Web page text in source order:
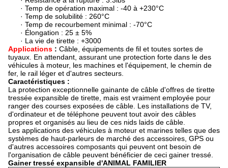
· Temp de opération maximal : -40 à +230°C
· Temp de solubilité : 260°C
· Temp de recourbement minimal : -70°C
· Élongation : 25 ± 5%
· La vie de tirette : +3000
Applications : Câble, équipements de fil et toutes sortes de
tuyaux. En attendant, assurant une protection forte dans le des
véhicules à moteur, les machines et l'équipement, le chemin de
fer, le rail léger et d'autres secteurs.
Caractéristiques :
La protection exceptionnelle gainante de câble d'offres de tirette
tressée expansible de tirette, mais est vraiment employée pour
ranger des courses exposées de câble. Les installations de TV,
d'ordinateur et de téléphone peuvent tout avoir des câbles
propres et organisés au lieu de ces nids laids de câble.
Les applications des véhicules à moteur et marines telles que des
systèmes de haut-parleurs de marché des accessoires, GPS ou
d'autres accessoires composants qui peuvent ont besoin de
l'organisation de câble peuvent bénéficier de ceci gainer tressé.
Gainer tressé expansible d'ANIMAL FAMILIER